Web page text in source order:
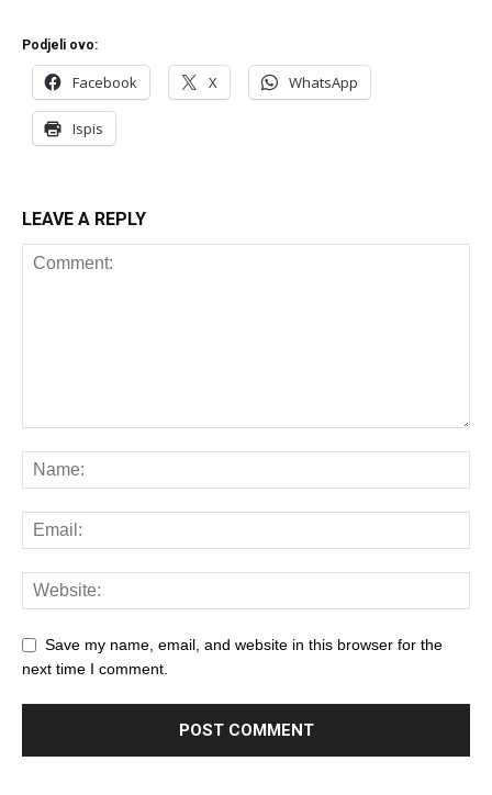
Podjeli ovo:
Facebook X WhatsApp
Ispis
LEAVE A REPLY
Save my name, email, and website in this browser for the
next time I comment.